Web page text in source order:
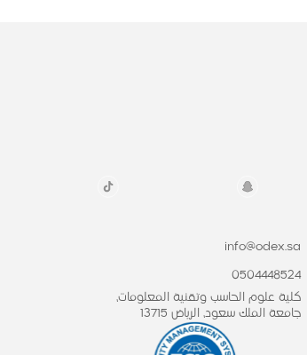
info@odex.sa
0504448524
كلية علوم الحاسب وتقنية المعلومات،
جامعة الملك سعود، الرياض 13715